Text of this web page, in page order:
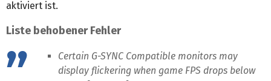
aktiviert ist.
Liste behobener Fehler
Certain G-SYNC Compatible monitors may
display flickering when game FPS drops below